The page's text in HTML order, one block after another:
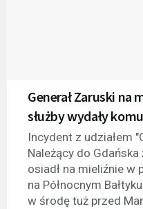
Generał Zaruski na
służby wydały
Incydent z udziałem
Należący do
osiadł na mieliźnie w
na Północnym
w środę tuż przed